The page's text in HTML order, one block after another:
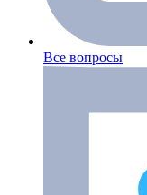
Все вопросы